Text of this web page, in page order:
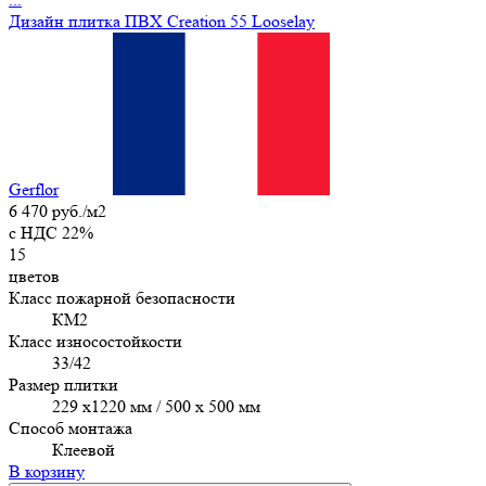
Дизайн плитка ПВХ Creation 55 Looselay
Gerflor
6 470 руб./м2
c НДС 22%
15
цветов
Класс пожарной безопасности
КМ2
Класс износостойкости
33/42
Размер плитки
229 x1220 мм / 500 x 500 мм
Способ монтажа
Клеевой
В корзину